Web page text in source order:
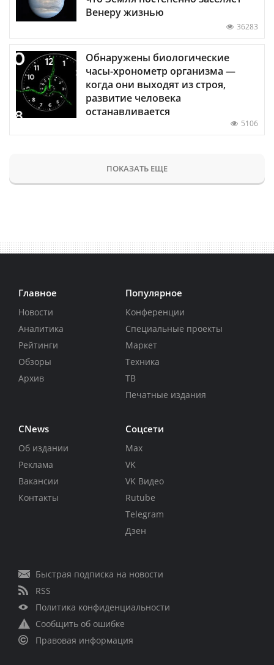
Венеру жизнью
36283
Обнаружены биологические
часы-хронометр организма —
когда они выходят из строя,
развитие человека
останавливается
5106
ПОКАЗАТЬ ЕЩЕ
Главное
Новости
Аналитика
Рейтинги
Обзоры
Архив
Популярное
Конференции
Специальные проекты
Маркет
Техника
ТВ
Печатные издания
CNews
Об издании
Реклама
Вакансии
Контакты
Соцсети
Max
VK
VK Видео
Rutube
Telegram
Дзен
Быстрая подписка на новости
RSS
Политика конфиденциальности
Сообщить об ошибке
Правовая информация